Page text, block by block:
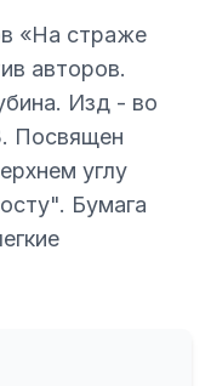
«На страже
авторов.
Изд - во
Посвящен
углу
Бумага